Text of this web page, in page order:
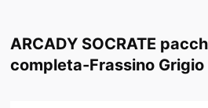
ARCADY SOCRATE
completa-Frassino Grigio